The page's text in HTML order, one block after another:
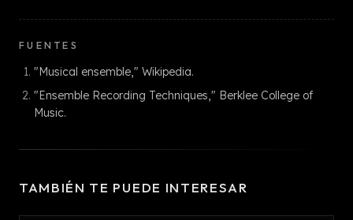
FUENTES
"Musical ensemble," Wikipedia.
"Ensemble Recording Techniques," Berklee College of
Music.
TAMBIÉN TE PUEDE INTERESAR